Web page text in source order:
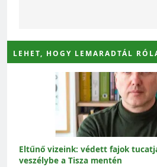
LEHET, HOGY LEMARADTÁL
Eltűnő vizeink: védett fajok
veszélybe a Tisza mentén